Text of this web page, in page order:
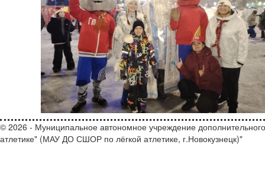
© 2026 - Муниципальное автономное учреждение
атлетике" (МАУ ДО СШОР по лёгкой атлетике, г.Новокузнецк)"